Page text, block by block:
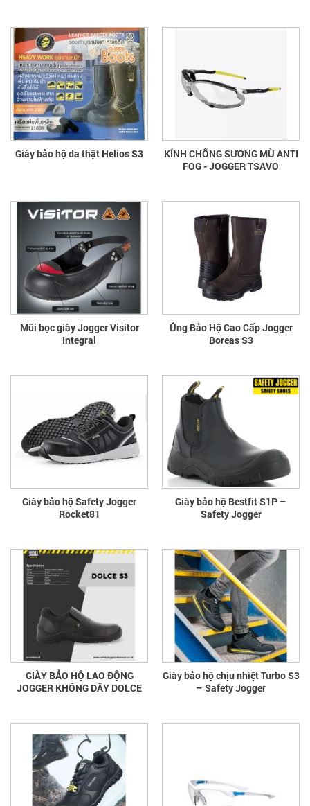
Giày bảo hộ da thật Helios S3
KÍNH CHỐNG SƯƠNG MÙ ANTI
FOG - JOGGER TSAVO
Mũi bọc giày Jogger Visitor
Integral
Ủng Bảo Hộ Cao Cấp Jogger
Boreas S3
Giày bảo hộ Safety Jogger
Rocket81
Giày bảo hộ Bestfit S1P –
Safety Jogger
GIÀY BẢO HỘ LAO ĐỘNG
JOGGER KHÔNG DÂY DOLCE
Giày bảo hộ chịu nhiệt Turbo S3
– Safety Jogger